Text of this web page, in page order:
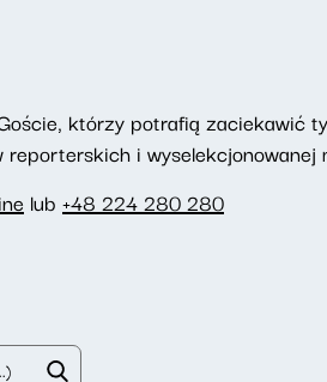
którzy potrafią zaciekawić
reporterskich i
lub +48 224 280 280